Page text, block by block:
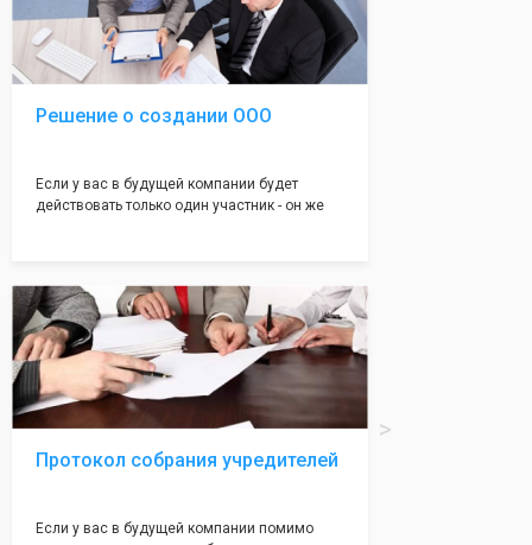
сделанный нашими профессиональными
юристами, успешно проходит регистрацию в
налоговой инспекции!
Решение о создании ООО
Если у вас в будущей компании будет
действовать только один участник - он же
грамотно составят данное заявление, а Вам
нужно будет только поставить подпись на
нём!
Протокол собрания учредителей
Если у вас в будущей компании помимо